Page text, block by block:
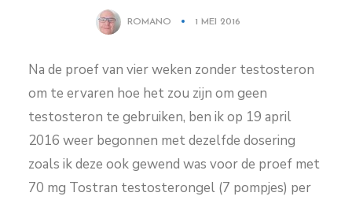
ROMANO 1 MEI 2016
Na de proef van vier weken zonder testosteron
om te ervaren hoe het zou zijn om geen
testosteron te gebruiken, ben ik op 19 april
2016 weer begonnen met dezelfde dosering
zoals ik deze ook gewend was voor de proef met
70 mg Tostran testosterongel (7 pompjes) per